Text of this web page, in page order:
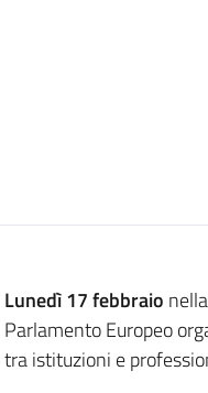
Cos'è
Lunedì 17 febbraio nella
Parlamento Europeo
tra istituzioni e